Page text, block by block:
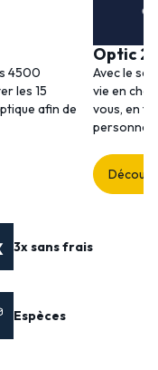
4500
les 15
afin de
Optic
Avec le
vie en
vous, en
3x sans frais
Espèces